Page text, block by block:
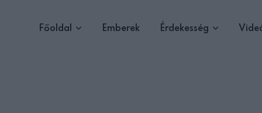
Főoldal Emberek Érdekesség